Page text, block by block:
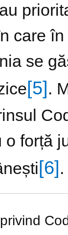
care
se
[5] .
forță
[6] .